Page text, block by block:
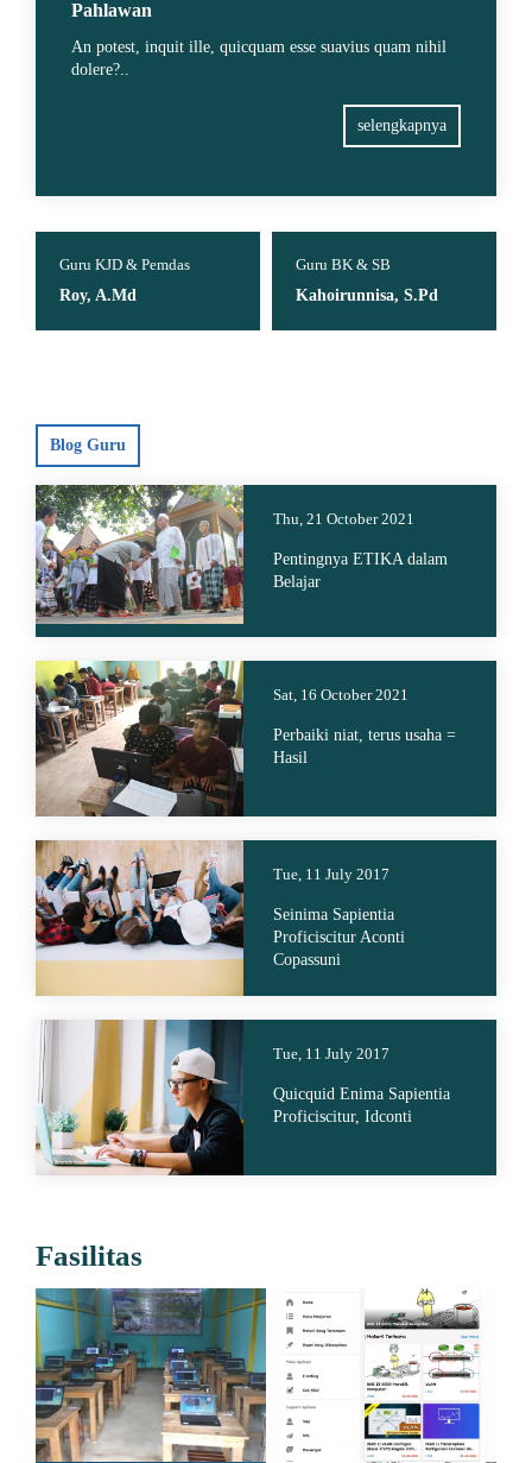
Pahlawan
An potest, inquit ille, quicquam esse suavius quam nihil
dolere?..
selengkapnya
Guru KJD & Pemdas
Roy, A.Md
Guru BK & SB
Kahoirunnisa, S.Pd
Blog Guru
Thu, 21 October 2021
Pentingnya ETIKA dalam
Belajar
Sat, 16 October 2021
Perbaiki niat, terus usaha =
Hasil
Tue, 11 July 2017
Seinima Sapientia
Proficiscitur Aconti
Copassuni
Tue, 11 July 2017
Quicquid Enima Sapientia
Proficiscitur, Idconti
Fasilitas